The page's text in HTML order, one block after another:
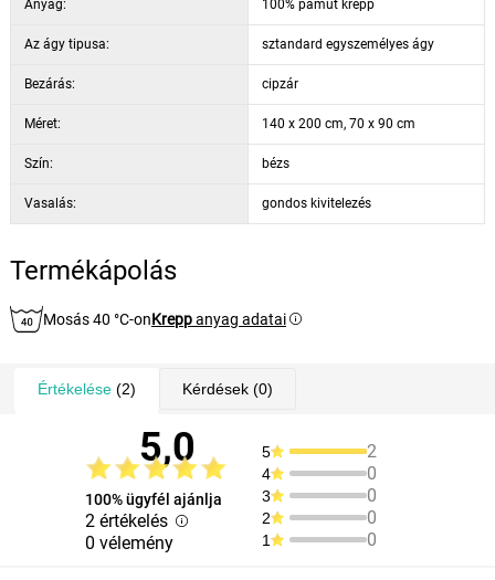
Anyag: 100% pamut krepp
Az ágy tipusa: sztandard egyszemélyes ágy
Bezárás: cipzár
Méret: 140 x 200 cm, 70 x 90 cm
Szín: bézs
Vasalás: gondos kivitelezés
Termékápolás
Mosás 40 °C-onKreppanyag adatai
Értékelése(2) Kérdések(0)
5,0
100% ügyfél ajánlja
2 értékelés
0 vélemény
5 2
4 0
3 0
2 0
1 0